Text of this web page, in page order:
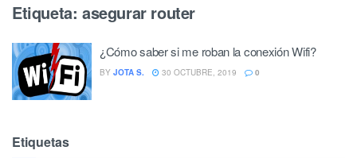
Etiqueta: asegurar router
¿Cómo saber si me roban la conexión Wifi?
BY JOTA S. 30 OCTUBRE, 2019 0
Etiquetas